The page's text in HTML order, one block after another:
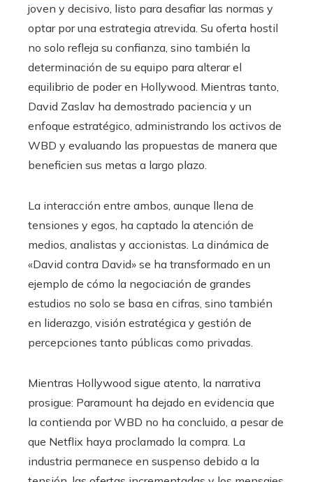
joven y decisivo, listo para desafiar las normas y
optar por una estrategia atrevida. Su oferta hostil
no solo refleja su confianza, sino también la
determinación de su equipo para alterar el
equilibrio de poder en Hollywood. Mientras tanto,
David Zaslav ha demostrado paciencia y un
enfoque estratégico, administrando los activos de
WBD y evaluando las propuestas de manera que
beneficien sus metas a largo plazo.
La interacción entre ambos, aunque llena de
tensiones y egos, ha captado la atención de
medios, analistas y accionistas. La dinámica de
«David contra David» se ha transformado en un
ejemplo de cómo la negociación de grandes
estudios no solo se basa en cifras, sino también
en liderazgo, visión estratégica y gestión de
percepciones tanto públicas como privadas.
Mientras Hollywood sigue atento, la narrativa
prosigue: Paramount ha dejado en evidencia que
la contienda por WBD no ha concluido, a pesar de
que Netflix haya proclamado la compra. La
industria permanece en suspenso debido a la